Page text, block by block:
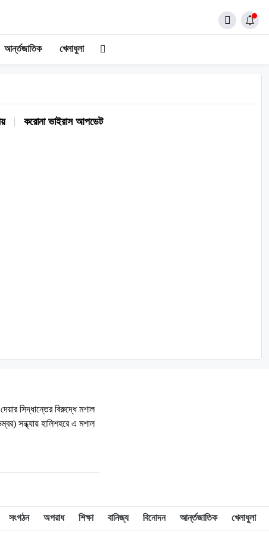
আর্ন্তজাতিক খেলাধুলা
করোনা ভাইরাস আপডেট
দেয়ার সিদ্ধান্তের বিরুদ্ধে মশাল
সন্ধ্যায় হালিশহরে এ মশাল
সংগঠন অপরাধ শিক্ষা বানিজ্য বিনোদন আর্ন্তজাতিক খেলাধুলা